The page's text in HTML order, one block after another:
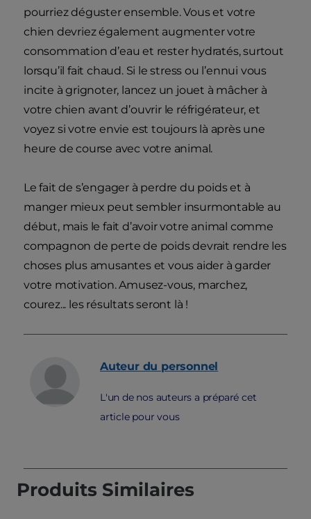
pourriez déguster ensemble. Vous et votre
chien devriez également augmenter votre
consommation d’eau et rester hydratés, surtout
lorsqu’il fait chaud. Si le stress ou l’ennui vous
incite à grignoter, lancez un jouet à mâcher à
votre chien avant d’ouvrir le réfrigérateur, et
voyez si votre envie est toujours là après une
heure de course avec votre animal.
Le fait de s’engager à perdre du poids et à
manger mieux peut sembler insurmontable au
début, mais le fait d’avoir votre animal comme
compagnon de perte de poids devrait rendre les
choses plus amusantes et vous aider à garder
votre motivation. Amusez-vous, marchez,
courez... les résultats seront là !
Auteur du personnel
L'un de nos auteurs a préparé cet
article pour vous
Produits Similaires